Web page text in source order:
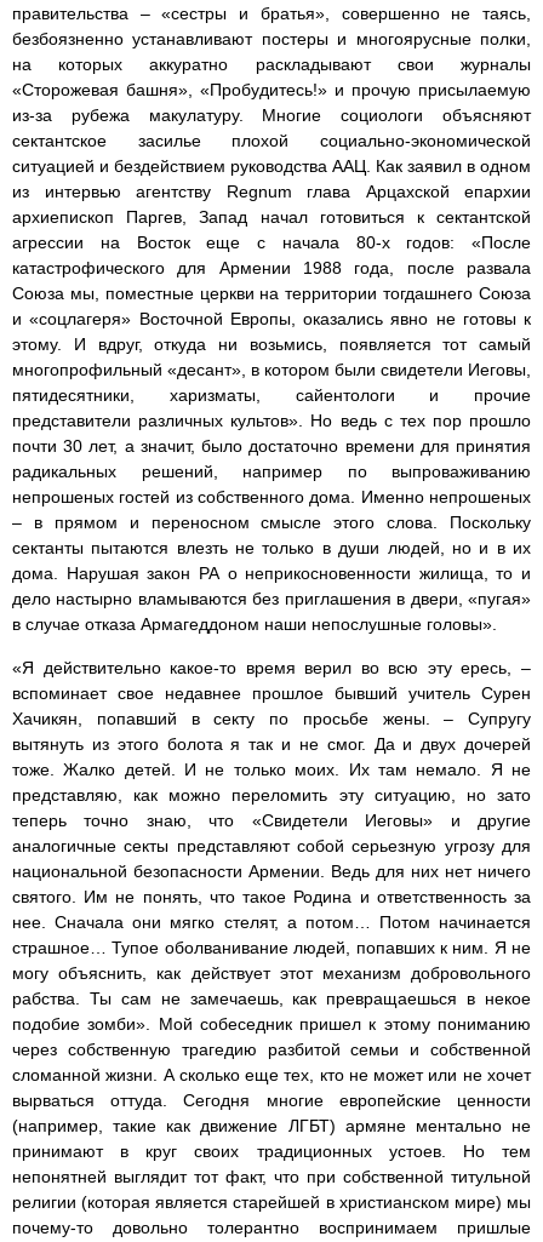
правительства – «сестры и братья», совершенно не таясь,
безбоязненно устанавливают постеры и многоярусные полки,
на которых аккуратно раскладывают свои журналы
«Сторожевая башня», «Пробудитесь!» и прочую присылаемую
из-за рубежа макулатуру. Многие социологи объясняют
сектантское засилье плохой социально-экономической
ситуацией и бездействием руководства ААЦ. Как заявил в одном
из интервью агентству Regnum глава Арцахской епархии
архиепископ Паргев, Запад начал готовиться к сектантской
агрессии на Восток еще с начала 80-х годов: «После
катастрофического для Армении 1988 года, после развала
Союза мы, поместные церкви на территории тогдашнего Союза
и «соцлагеря» Восточной Европы, оказались явно не готовы к
этому. И вдруг, откуда ни возьмись, появляется тот самый
многопрофильный «десант», в котором были свидетели Иеговы,
пятидесятники, харизматы, сайентологи и прочие
представители различных культов». Но ведь с тех пор прошло
почти 30 лет, а значит, было достаточно времени для принятия
радикальных решений, например по выпроваживанию
непрошеных гостей из собственного дома. Именно непрошеных
– в прямом и переносном смысле этого слова. Поскольку
сектанты пытаются влезть не только в души людей, но и в их
дома. Нарушая закон РА о неприкосновенности жилища, то и
дело настырно вламываются без приглашения в двери, «пугая»
в случае отказа Армагеддоном наши непослушные головы».
«Я действительно какое-то время верил во всю эту ересь, –
вспоминает свое недавнее прошлое бывший учитель Сурен
Хачикян, попавший в секту по просьбе жены. – Супругу
вытянуть из этого болота я так и не смог. Да и двух дочерей
тоже. Жалко детей. И не только моих. Их там немало. Я не
представляю, как можно переломить эту ситуацию, но зато
теперь точно знаю, что «Свидетели Иеговы» и другие
аналогичные секты представляют собой серьезную угрозу для
национальной безопасности Армении. Ведь для них нет ничего
святого. Им не понять, что такое Родина и ответственность за
нее. Сначала они мягко стелят, а потом… Потом начинается
страшное… Тупое оболванивание людей, попавших к ним. Я не
могу объяснить, как действует этот механизм добровольного
рабства. Ты сам не замечаешь, как превращаешься в некое
подобие зомби». Мой собеседник пришел к этому пониманию
через собственную трагедию разбитой семьи и собственной
сломанной жизни. А сколько еще тех, кто не может или не хочет
вырваться оттуда. Сегодня многие европейские ценности
(например, такие как движение ЛГБТ) армяне ментально не
принимают в круг своих традиционных устоев. Но тем
непонятней выглядит тот факт, что при собственной титульной
религии (которая является старейшей в христианском мире) мы
почему-то довольно толерантно воспринимаем пришлые